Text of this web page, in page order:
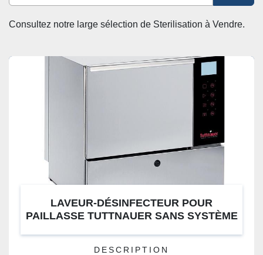
Trier par
Consultez notre large sélection de Sterilisation à Vendre.
LAVEUR-DÉSINFECTEUR POUR
PAILLASSE TUTTNAUER SANS SYSTÈME
DESCRIPTION